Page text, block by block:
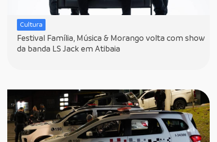
Cultura
Festival Família, Música & Morango volta com show
da banda LS Jack em Atibaia